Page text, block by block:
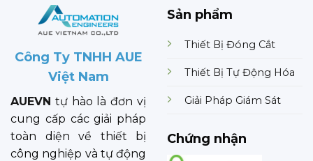
Công Ty TNHH AUE
Việt Nam
AUEVN tự hào là đơn vị
cung cấp các giải pháp
toàn diện về thiết bị
công nghiệp và tự động
Sản phẩm
Thiết Bị Đóng Cắt
Thiết Bị Tự Động Hóa
Giải Pháp Giám Sát
Chứng nhận